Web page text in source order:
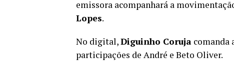
emissora acompanhará a
Lopes.
No digital,Diguinho Coruja comanda
participações de André e Beto Oliver.